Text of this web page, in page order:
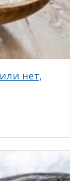
нет,